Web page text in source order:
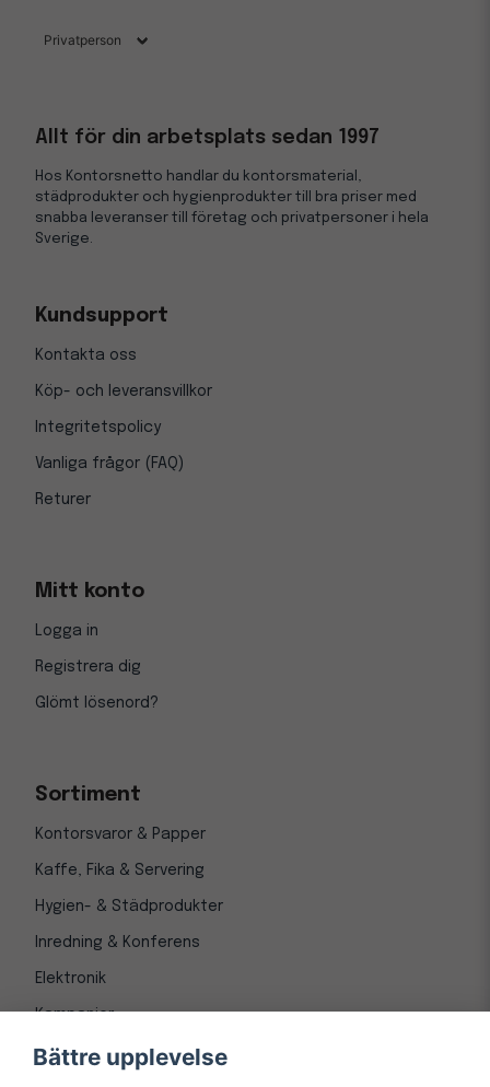
Allt för din arbetsplats sedan 1997
Hos Kontorsnetto handlar du kontorsmaterial,
städprodukter och hygienprodukter till bra priser med
snabba leveranser till företag och privatpersoner i hela
Sverige.
Kundsupport
Kontakta oss
Köp- och leveransvillkor
Integritetspolicy
Vanliga frågor (FAQ)
Returer
Mitt konto
Logga in
Registrera dig
Glömt lösenord?
Sortiment
Kontorsvaror & Papper
Kaffe, Fika & Servering
Hygien- & Städprodukter
Inredning & Konferens
Elektronik
Kampanjer
Bättre upplevelse